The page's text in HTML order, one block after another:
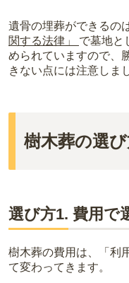
遺骨の埋葬ができるの
関する法律」 で墓地と
められていますので、
きない点には注意しま
樹木葬の選
選び方1. 費用で
樹木葬の費用は、「利
て変わってきます。